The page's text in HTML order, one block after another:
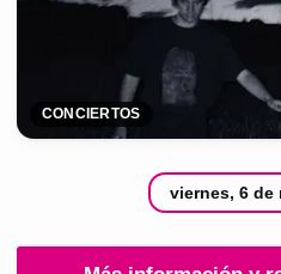
CONCIERTOS
viernes, 6 de